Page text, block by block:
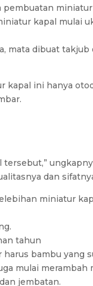
pembuatan
kapal mulai
mata dibuat takjub
kapal ini hanya
dan
miniatur
tahun
bambu yang
mulai
jembatan.